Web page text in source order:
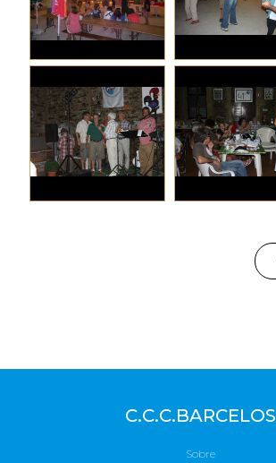
C.C.C.BARCELOS
Sobre